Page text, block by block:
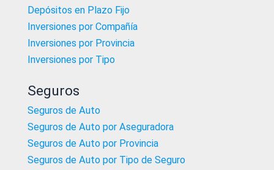
Depósitos en Plazo Fijo
Inversiones por Compañía
Inversiones por Provincia
Inversiones por Tipo
Seguros
Seguros de Auto
Seguros de Auto por Aseguradora
Seguros de Auto por Provincia
Seguros de Auto por Tipo de Seguro